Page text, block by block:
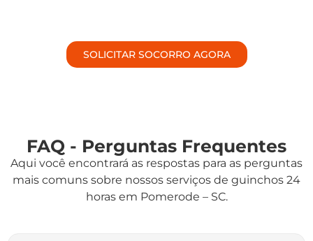
SOLICITAR SOCORRO AGORA
FAQ - Perguntas Frequentes
Aqui você encontrará as respostas para as perguntas
mais comuns sobre nossos serviços de guinchos 24
horas em Pomerode – SC.